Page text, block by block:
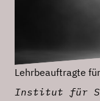
Lehrbeauftragte für
Institut für